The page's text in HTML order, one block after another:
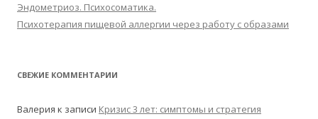
Эндометриоз. Психосоматика.
Психотерапия пищевой аллергии через работу с образами
СВЕЖИЕ КОММЕНТАРИИ
Валерия к записи Кризис 3 лет: симптомы и стратегия